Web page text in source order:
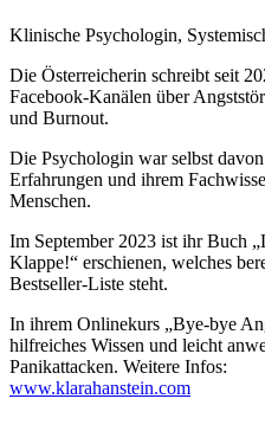
Klinische Psychologin,
Die Österreicherin schreibt seit
Facebook-Kanälen über
und Burnout.
Die Psychologin war selbst
Erfahrungen und ihrem
Menschen.
Im September 2023 ist ihr Buch
Klappe!“ erschienen, welches
Bestseller-Liste steht.
In ihrem Onlinekurs „Bye-bye
hilfreiches Wissen und leicht
Panikattacken. Weitere Infos:
www.klarahanstein.com